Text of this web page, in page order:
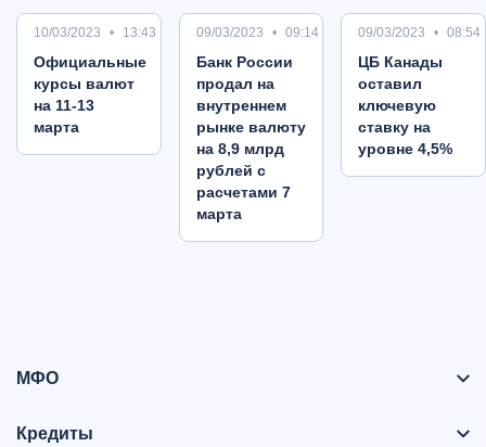
10/03/2023 13:43
Oфициальные
курсы валют
на 11-13
марта
09/03/2023 09:14
Банк России
продал на
внутреннем
рынке валюту
на 8,9 млрд
рублей с
расчетами 7
марта
09/03/2023 08:54
ЦБ Канады
оставил
ключевую
ставку на
уровне 4,5%
МФО
Кредиты